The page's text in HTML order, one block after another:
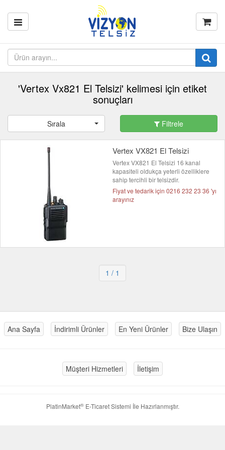
'Vertex Vx821 El Telsizi' kelimesi için etiket
sonuçları
Sırala Filtrele
Vertex VX821 El Telsizi
Vertex VX821 El Telsizi 16 kanal
kapasiteli oldukça yeterli özelliklere
sahip tercihli bir telsizdir.
Fiyat ve tedarik için 0216 232 23 36 'yı
arayınız
1 / 1
Ana Sayfa İndirimli Ürünler En Yeni Ürünler Bize Ulaşın
Müşteri Hizmetleri İletişim
PlatinMarket®E-Ticaret Sistemi İle Hazırlanmıştır.